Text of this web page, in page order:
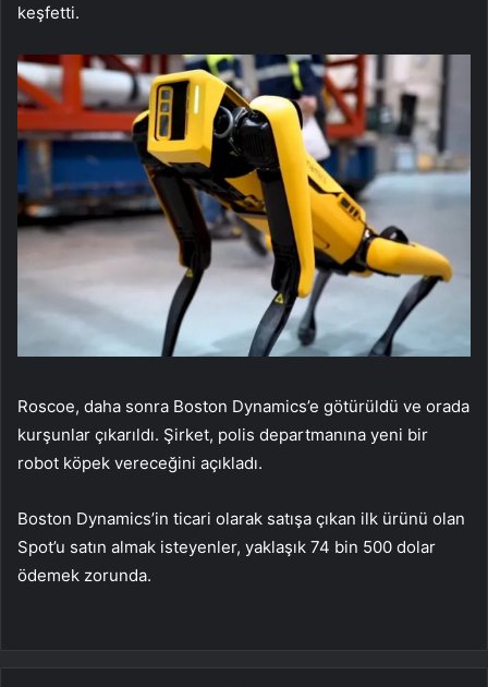
keşfetti.
Roscoe, daha sonra Boston Dynamics’e götürüldü ve orada
kurşunlar çıkarıldı. Şirket, polis departmanına yeni bir
robot köpek vereceğini açıkladı.
Boston Dynamics’in ticari olarak satışa çıkan ilk ürünü olan
Spot’u satın almak isteyenler, yaklaşık 74 bin 500 dolar
ödemek zorunda.